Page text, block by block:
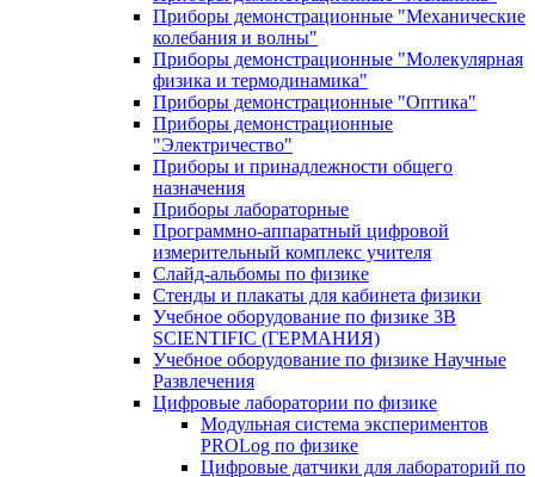
Приборы демонстрационные "Механические
колебания и волны"
Приборы демонстрационные "Молекулярная
физика и термодинамика"
Приборы демонстрационные "Оптика"
Приборы демонстрационные
"Электричество"
Приборы и принадлежности общего
назначения
Приборы лабораторные
Программно-аппаратный цифровой
измерительный комплекс учителя
Слайд-альбомы по физике
Стенды и плакаты для кабинета физики
Учебное оборудование по физике 3B
SCIENTIFIC (ГЕРМАНИЯ)
Учебное оборудование по физике Научные
Развлечения
Цифровые лаборатории по физике
Модульная система экспериментов
PROLog по физике
Цифровые датчики для лабораторий по